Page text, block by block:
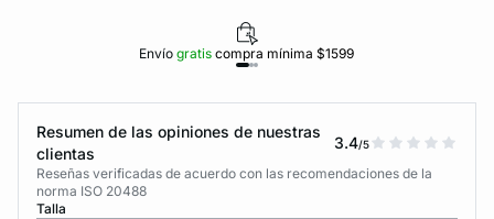
Envíogratiscompra mínima $1599
Resumen de las opiniones de nuestras
clientas
3.4/5
Reseñas verificadas de acuerdo con las recomendaciones de la
norma ISO 20488
Talla